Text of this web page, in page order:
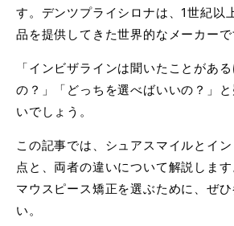
す。デンツプライシロナは、1世紀以
品を提供してきた世界的なメーカーで
「インビザラインは聞いたことがあ
の？」「どっちを選べばいいの？」
いでしょう。
この記事では、シュアスマイルとイ
点と、両者の違いについて解説しま
マウスピース矯正を選ぶために、ぜ
い。